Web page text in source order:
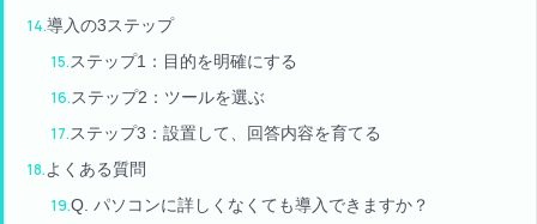
導入の3ステップ
ステップ1：目的を明確にする
ステップ2：ツールを選ぶ
ステップ3：設置して、回答内容を育てる
よくある質問
Q. パソコンに詳しくなくても導入できますか？